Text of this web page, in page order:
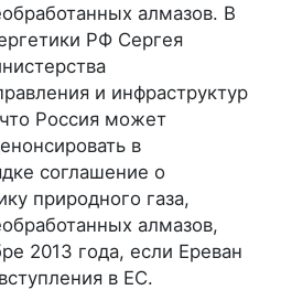
алмазов. В
РФ Сергея
и инфраструктур
Россия может
в
соглашение о
природного газа,
алмазов,
2013 года, если Ереван
в ЕС.